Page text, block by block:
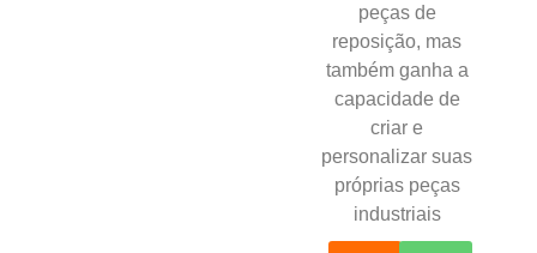
peças de
reposição, mas
também ganha a
capacidade de
criar e
personalizar suas
próprias peças
industriais